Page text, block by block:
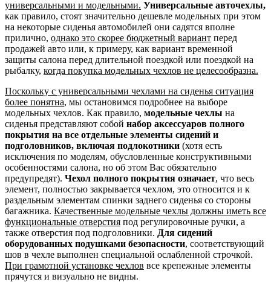
универсальными и модельными. Универсальные авточехлы,
как правило, стоят значительно дешевле модельных при этом
на некоторые сиденья автомобилей они садятся вполне
прилично, однако это скорее бюджетный вариант перед
продажей авто или, к примеру, как вариант временной
защиты салона перед длительной поездкой или поездкой на
рыбалку, когда покупка модельных чехлов не целесообразна.
Поскольку с универсальными чехлами на сиденья ситуация
более понятна, мы остановимся подробнее на выборе
модельных чехлов. Как правило, модельные чехлы на
сиденья представляют собой набор аксессуаров полного
покрытия на все отдельные элементы сидений и
подголовников, включая подлокотники (хотя есть
исключения по моделям, обусловленные конструктивными
особенностями салона, но об этом Вас обязательно
предупредят). Чехол полного покрытия означает, что весь
элемент, полностью закрывается чехлом, это относится и к
раздельным элементам спинки заднего сиденья со стороны
багажника. Качественные модельные чехлы должны иметь все
функциональные отверстия под регулировочные ручки, а
также отверстия под подголовники. Для сидений
оборудованных подушками безопасности, соответствующий
шов в чехле выполнен специальной ослабленной строчкой.
При грамотной установке чехлов все крепежные элементы
прячутся и визуально не видны.